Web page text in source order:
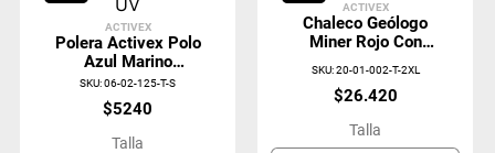
ACTIVEX
Polera Activex Polo
Azul Marino
M/Larga UV
SKU:06-02-125-T-S
$5240
Talla
ACTIVEX
Chaleco Geólogo
Miner Rojo Con
SKU:20-01-002-T-2XL
$26.420
Talla